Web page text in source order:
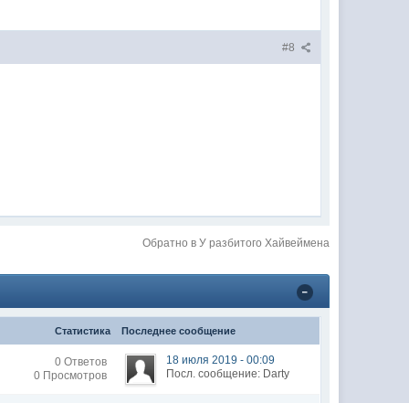
#8
Обратно в У разбитого Хайвеймена
Статистика Последнее сообщение
0 Ответов
0 Просмотров
18 июля 2019 - 00:09
Посл. сообщение: Darty